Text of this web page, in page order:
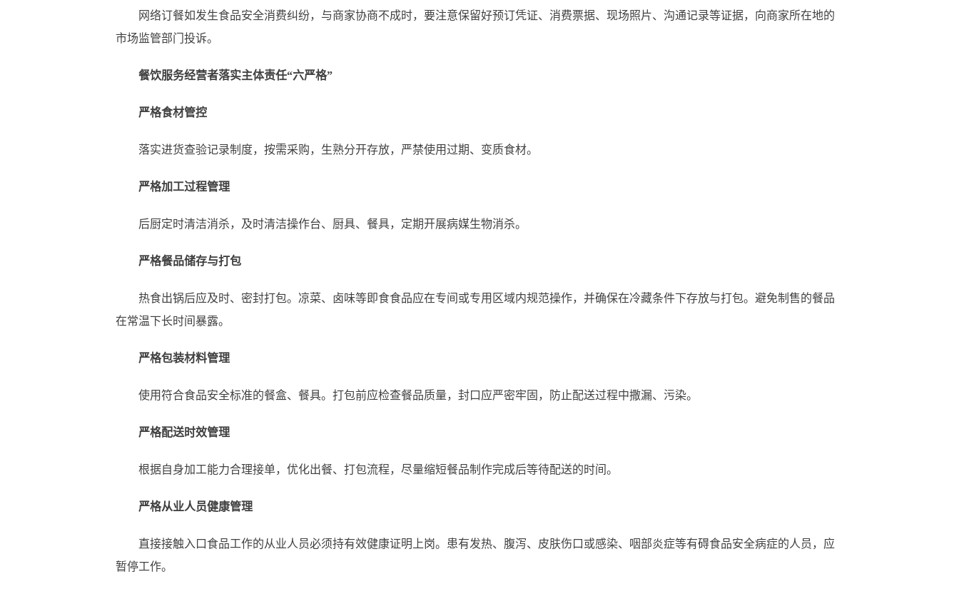
网络订餐如发生食品安全消费纠纷，与商家协商不成时，要注意保留好预订凭证、消费票据、现场照片、沟通记录等证据，向商家所在地的
市场监管部门投诉。
餐饮服务经营者落实主体责任“六严格”
严格食材管控
落实进货查验记录制度，按需采购，生熟分开存放，严禁使用过期、变质食材。
严格加工过程管理
后厨定时清洁消杀，及时清洁操作台、厨具、餐具，定期开展病媒生物消杀。
严格餐品储存与打包
热食出锅后应及时、密封打包。凉菜、卤味等即食食品应在专间或专用区域内规范操作，并确保在冷藏条件下存放与打包。避免制售的餐品
在常温下长时间暴露。
严格包装材料管理
使用符合食品安全标准的餐盒、餐具。打包前应检查餐品质量，封口应严密牢固，防止配送过程中撒漏、污染。
严格配送时效管理
根据自身加工能力合理接单，优化出餐、打包流程，尽量缩短餐品制作完成后等待配送的时间。
严格从业人员健康管理
直接接触入口食品工作的从业人员必须持有效健康证明上岗。患有发热、腹泻、皮肤伤口或感染、咽部炎症等有碍食品安全病症的人员，应
暂停工作。